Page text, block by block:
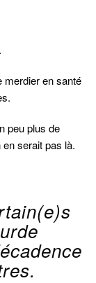
merdier en santé
peu plus de
serait pas là.